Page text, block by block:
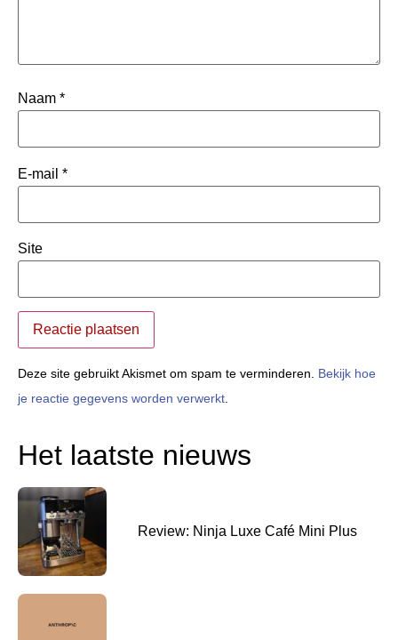
Naam *
E-mail *
Site
Deze site gebruikt Akismet om spam te verminderen. Bekijk hoe
je reactie gegevens worden verwerkt
Het laatste nieuws
Review: Ninja Luxe Café Mini Plus